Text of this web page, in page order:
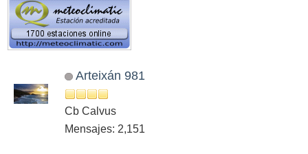
Arteixán 981
Cb Calvus
Mensajes: 2,151